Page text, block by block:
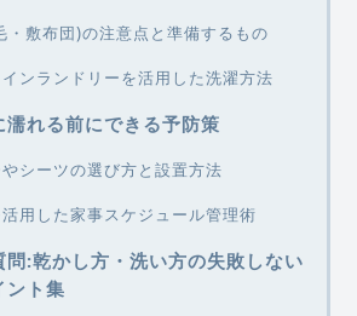
・敷布団)の注意点と準備するもの
ンランドリーを活用した洗濯方法
濡れる前にできる予防策
シーツの選び方と設置方法
用した家事スケジュール管理術
問:乾かし方・洗い方の失敗しない
ント集